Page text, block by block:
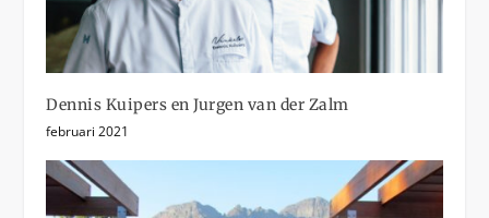
Dennis Kuipers en Jurgen van der Zalm
februari 2021